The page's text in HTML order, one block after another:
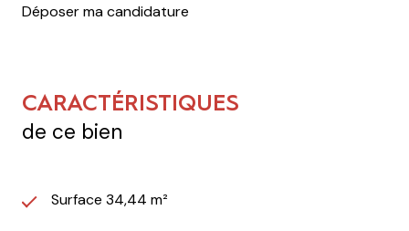
Déposer ma candidature
CARACTÉRISTIQUES
de ce bien
Surface 34,44 m²